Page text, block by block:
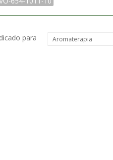
para Aromaterapia